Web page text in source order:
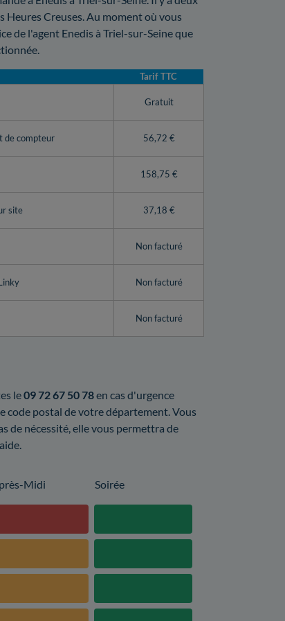
Heures Creuses. Au moment où vous
de l'agent Enedis à Triel-sur-Seine que
Tarif TTC
Gratuit
de compteur 56,72 €
158,75 €
site 37,18 €
Non facturé
Non facturé
Non facturé
le09 72 67 50 78en cas d'urgence
code postal de votre département. Vous
de nécessité, elle vous permettra de
Midi Soirée